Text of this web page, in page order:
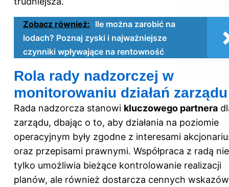
Zobacz również: Ile można zarobić na
lodach? Poznaj zyski i najważniejsze
czynniki wpływające na rentowność
Rola rady nadzorczej w
monitorowaniu działań zarządu
Rada nadzorcza stanowi kluczowego partnera
zarządu, dbając o to, aby działania na poziomie
operacyjnym były zgodne z interesami
oraz przepisami prawnymi. Współpraca z radą nie
tylko umożliwia bieżące kontrolowanie realizacji
planów, ale również dostarcza cennych